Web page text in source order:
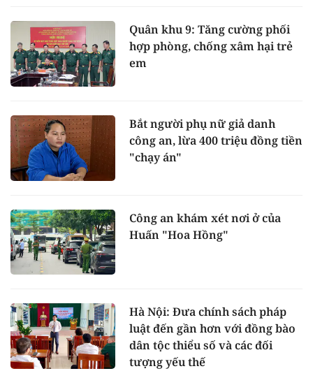
Quân khu 9: Tăng cường phối
hợp phòng, chống xâm hại trẻ
em
Bắt người phụ nữ giả danh
công an, lừa 400 triệu đồng tiền
"chạy án"
Công an khám xét nơi ở của
Huấn "Hoa Hồng"
Hà Nội: Đưa chính sách pháp
luật đến gần hơn với đồng bào
dân tộc thiểu số và các đối
tượng yếu thế